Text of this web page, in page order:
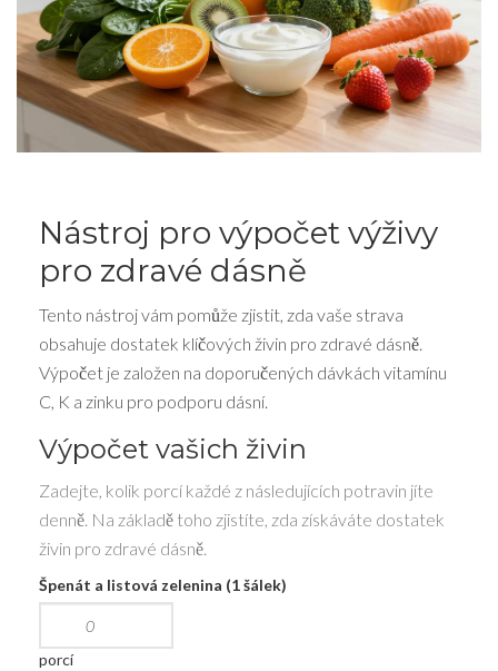
Nástroj pro výpočet výživy
pro zdravé dásně
Tento nástroj vám pomůže zjistit, zda vaše strava
obsahuje dostatek klíčových živin pro zdravé dásně.
Výpočet je založen na doporučených dávkách vitamínu
C, K a zinku pro podporu dásní.
Výpočet vašich živin
Zadejte, kolik porcí každé z následujících potravin jíte
denně. Na základě toho zjistíte, zda získáváte dostatek
živin pro zdravé dásně.
Špenát a listová zelenina (1 šálek)
porcí